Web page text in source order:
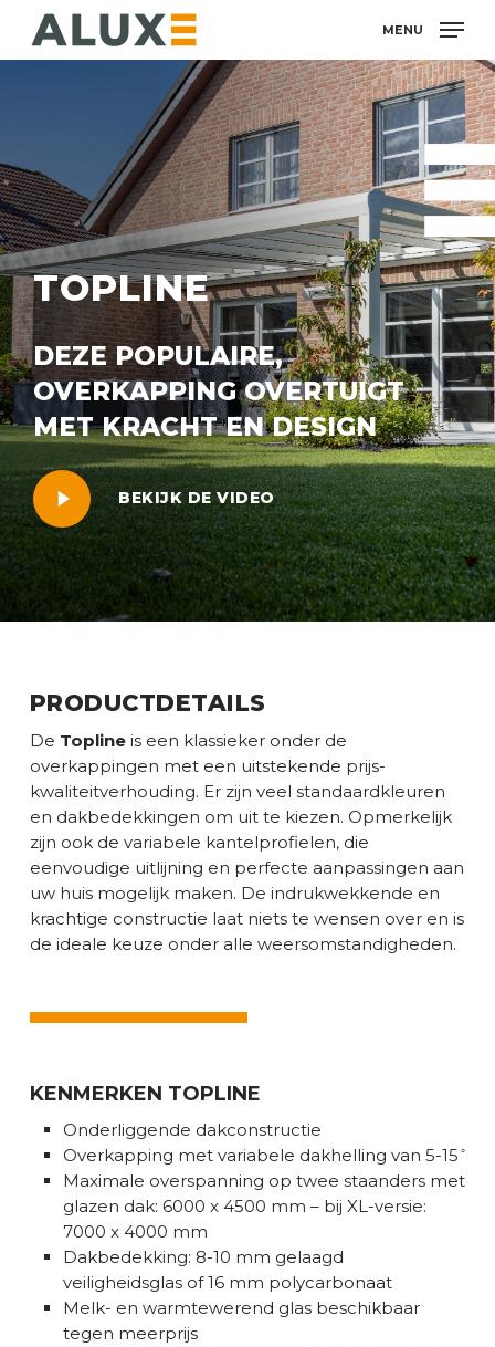
main
MENU
TOPLINE
DEZE POPULAIRE,
OVERKAPPING OVERTUIGT
MET KRACHT EN DESIGN
Afspelen
BEKIJK DE VIDEO
PRODUCTDETAILS
De Toplineis een klassieker onder de
overkappingen met een uitstekende prijs-
kwaliteitverhouding. Er zijn veel standaardkleuren
en dakbedekkingen om uit te kiezen. Opmerkelijk
zijn ook de variabele kantelprofielen, die
eenvoudige uitlijning en perfecte aanpassingen aan
uw huis mogelijk maken. De indrukwekkende en
krachtige constructie laat niets te wensen over en is
de ideale keuze onder alle weersomstandigheden.
KENMERKEN TOPLINE
Onderliggende dakconstructie
Overkapping met variabele dakhelling van 5-15 ̊
Maximale overspanning op twee staanders met
glazen dak: 6000 x 4500 mm – bij XL-versie:
7000 x 4000 mm
Dakbedekking: 8-10 mm gelaagd
veiligheidsglas of 16 mm polycarbonaat
Melk- en warmtewerend glas beschikbaar
tegen meerprijs